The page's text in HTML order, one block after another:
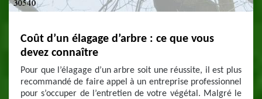
Coût d’un élagage d’arbre : ce que vous
devez connaître
Pour que l’élagage d’un arbre soit une réussite, il est plus
recommandé de faire appel à un entreprise professionnel
pour s’occuper de l’entretien de votre végétal. Malgré le